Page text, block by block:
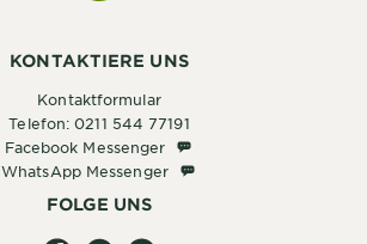
KONTAKTIERE UNS
Kontaktformular
Telefon: 0211 544 77191
Facebook Messenger Facebook Messenger
WhatsApp MessengerWhatsApp Messenger
FOLGE UNS